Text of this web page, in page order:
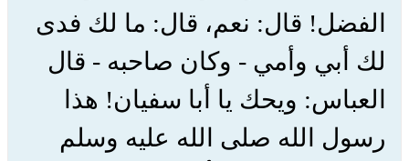
الفضل! قال: نعم، قال: ما لك فدى
لك أبي وأمي - وكان صاحبه - قال
العباس: ويحك يا أبا سفيان! هذا
رسول الله صلى الله عليه وسلم